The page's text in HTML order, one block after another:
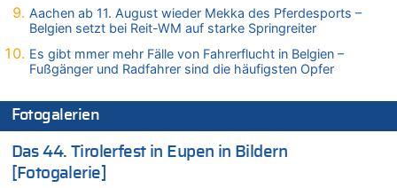
Tempolimit in 30er-Zonen – Untersuchung von Vias
07.08.2026 - 11:23 von Dax zu
In Belgien missachten zwei von drei Autofahrern das
Tempolimit in 30er-Zonen – Untersuchung von Vias
In Belgien missachten zwei von drei Autofahrern das
Tempolimit in 30er-Zonen – Untersuchung von Vias
07.08.2026 - 11:15 von Dax zu
Wie kam es zur Ceuta-Krise?
Aachen ab 11. August wieder Mekka des Pferdesports –
Belgien setzt bei Reit-WM auf starke Springreiter
Es gibt mmer mehr Fälle von Fahrerflucht in Belgien –
Fußgänger und Radfahrer sind die häufigsten Opfer
Fotogalerien
Das 44. Tirolerfest in Eupen in Bildern
[Fotogalerie]